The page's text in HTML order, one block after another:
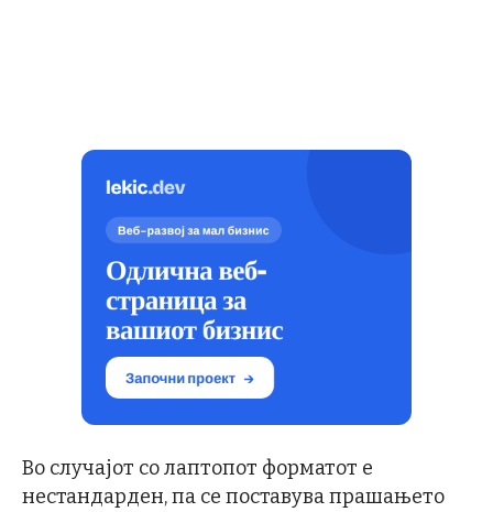
Во случајот со лаптопот форматот е
нестандарден, па се поставува прашањето